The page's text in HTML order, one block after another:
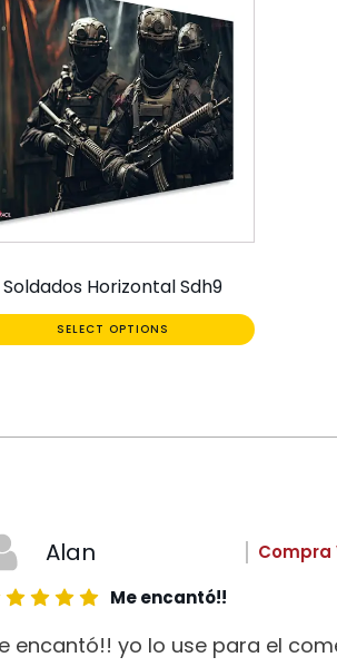
Soldados Horizontal Sdh9
SELECT OPTIONS
Alan
Me encantó!!
encantó!! yo lo use para el